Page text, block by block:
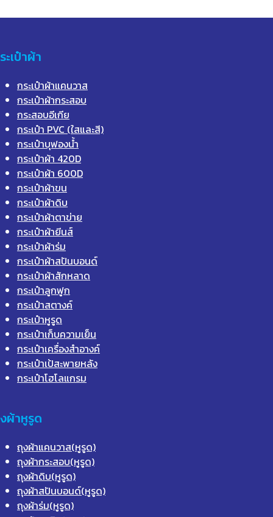
ะเป๋าผ้า
กระเป๋าผ้าแคนวาส
กระเป๋าผ้ากระสอบ
กระสอบอีเกีย
กระเป๋า PVC (ใสและสี)
กระเป๋าบุฟองน้ำ
กระเป๋าผ้า 420D
กระเป๋าผ้า 600D
กระเป๋าผ้าขน
กระเป๋าผ้าดิบ
กระเป๋าผ้าตาข่าย
กระเป๋าผ้ายีนส์
กระเป๋าผ้าร่ม
กระเป๋าผ้าสปันบอนด์
กระเป๋าผ้าสักหลาด
กระเป๋าลูกฟูก
กระเป๋าสตางค์
กระเป๋าหูรูด
กระเป๋าเก็บความเย็น
กระเป๋าเครื่องสำอางค์
กระเป๋าเป้สะพายหลัง
กระเป๋าโฮโลแกรม
ผ้าหูรูด
ถุงผ้าแคนวาส(หูรูด)
ถุงผ้ากระสอบ(หูรูด)
ถุงผ้าดิบ(หูรูด)
ถุงผ้าสปันบอนด์(หูรูด)
ถุงผ้าร่ม(หูรูด)